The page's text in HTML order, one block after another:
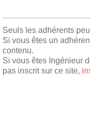
Seuls les adhérents
Si vous êtes un
contenu.
Si vous êtes Ingénieur
pas inscrit sur ce site,